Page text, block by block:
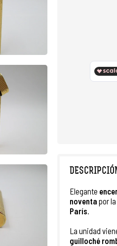
Elegante
noventa por
París.
La unidad
guilloché